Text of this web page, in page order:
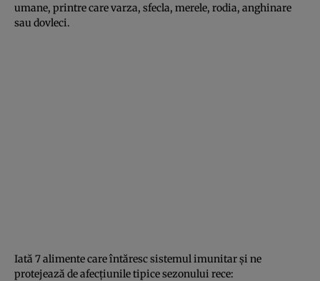
umane, printre care varza, sfecla, merele, rodia, anghinare
sau dovleci.
Iată 7 alimente care întăresc sistemul imunitar şi ne
protejează de afecţiunile tipice sezonului rece: